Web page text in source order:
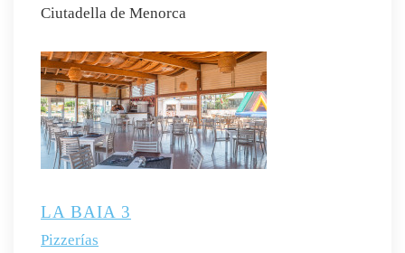
Ciutadella de Menorca
LA BAIA 3
Pizzerías